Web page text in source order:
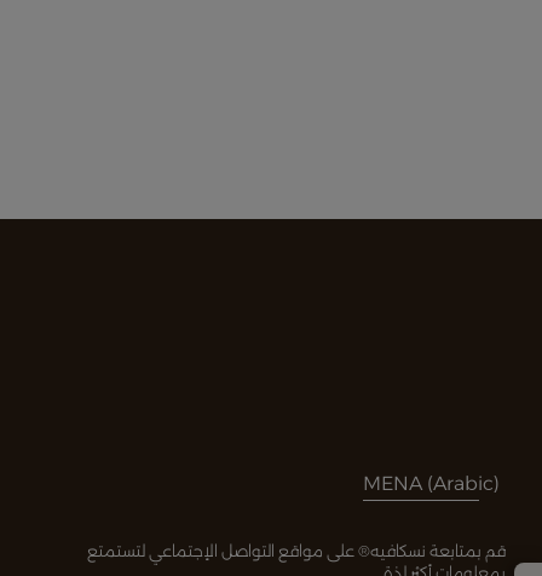
MENA (Arabic)
قم بمتابعة نسكافيه® على مواقع التواصل الإجتماعي لتستمتع